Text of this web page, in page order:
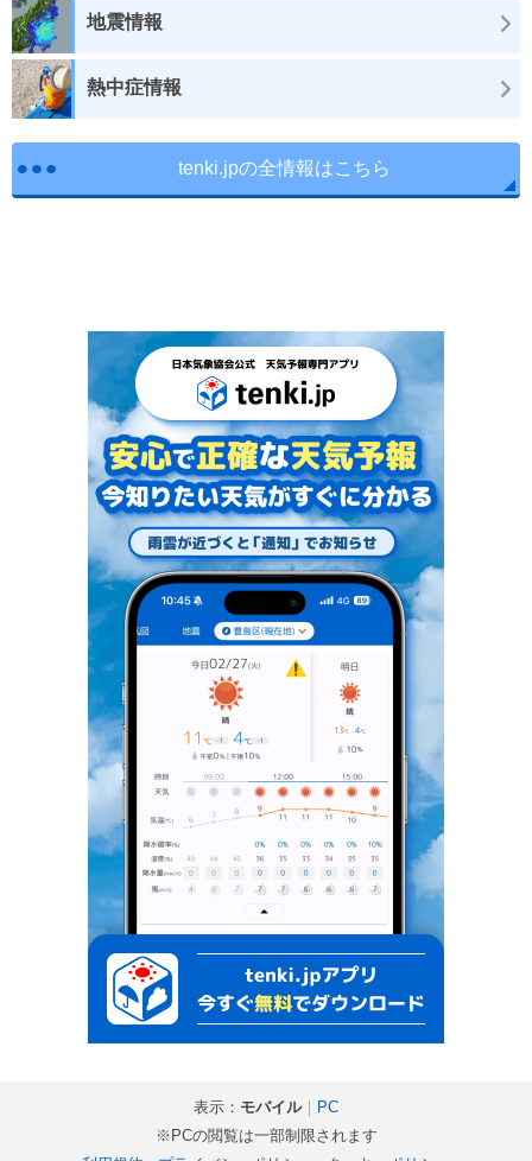
地震情報
熱中症情報
tenki.jpの全情報はこちら
表示： モバイル｜
PC
※PCの閲覧は一部制限されます